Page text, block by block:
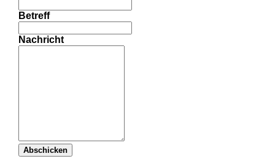
Betreff
Nachricht
Abschicken